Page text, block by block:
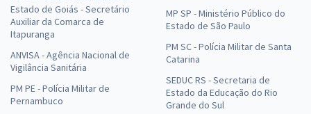
Estado de Goiás - Secretário
Auxiliar da Comarca de
Itapuranga
ANVISA - Agência Nacional de
Vigilância Sanitária
PM PE - Polícia Militar de
Pernambuco
MP SP - Ministério Público do
Estado de São Paulo
PM SC - Polícia Militar de Santa
Catarina
SEDUC RS - Secretaria de
Estado da Educação do Rio
Grande do Sul